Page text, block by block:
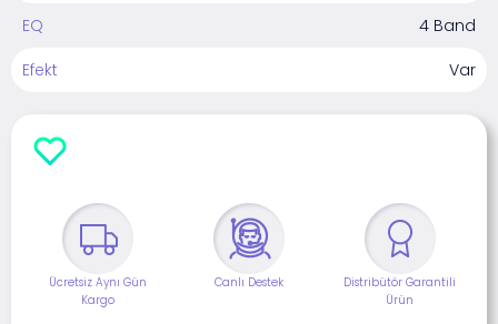
EQ
4 Band
Efekt
Var
Ücretsiz Aynı Gün
Kargo
Canlı Destek
Distribütör Garantili
Ürün